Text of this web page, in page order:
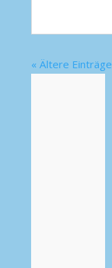
« Ältere Einträge